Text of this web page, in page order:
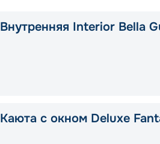
Внутренняя Interior Bella
Каюта с окном Deluxe